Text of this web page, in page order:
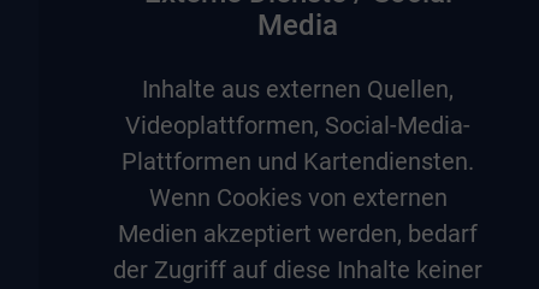
Media
Inhalte aus externen Quellen,
Videoplattformen, Social-Media-
Plattformen und Kartendiensten.
Wenn Cookies von externen
Medien akzeptiert werden, bedarf
der Zugriff auf diese Inhalte keiner